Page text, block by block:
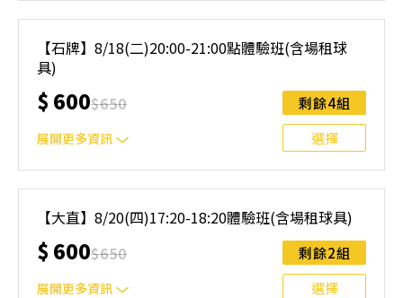
制。歡迎邀請親友一同報名參加，享受團體運動樂趣！ 如
人數未達開班門檻，或因天候不佳無法如期舉行，POA將視
情況安排延期或併班處理。 ⚠️ 報名完成後，如因天候因素
無法上課，僅提供課程延期選項，恕不退費，請參閱【報名
與課程異動規則】。報名後視為您已同意上述規則。
【石牌】8/18(二)20:00-21:00點體驗班(含場租球
具)
$ 600$650
展開更多資訊
剩餘4組
選擇
制。歡迎邀請親友一同報名參加，享受團體運動樂趣！ 如
人數未達開班門檻，或因天候不佳無法如期舉行，POA將視
情況安排延期或併班處理。 ⚠️ 報名完成後，如因天候因素
無法上課，僅提供課程延期選項，恕不退費，請參閱【報名
與課程異動規則】。報名後視為您已同意上述規則。
【大直】8/20(四)17:20-18:20體驗班(含場租球具)
$ 600$650
展開更多資訊
剩餘2組
選擇